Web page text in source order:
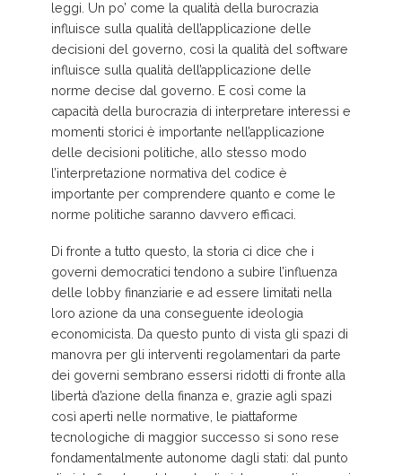
leggi. Un po’ come la qualità della burocrazia
influisce sulla qualità dell’applicazione delle
decisioni del governo, così la qualità del software
influisce sulla qualità dell’applicazione delle
norme decise dal governo. E così come la
capacità della burocrazia di interpretare interessi e
momenti storici è importante nell’applicazione
delle decisioni politiche, allo stesso modo
l’interpretazione normativa del codice è
importante per comprendere quanto e come le
norme politiche saranno davvero efficaci.
Di fronte a tutto questo, la storia ci dice che i
governi democratici tendono a subire l’influenza
delle lobby finanziarie e ad essere limitati nella
loro azione da una conseguente ideologia
economicista. Da questo punto di vista gli spazi di
manovra per gli interventi regolamentari da parte
dei governi sembrano essersi ridotti di fronte alla
libertà d’azione della finanza e, grazie agli spazi
così aperti nelle normative, le piattaforme
tecnologiche di maggior successo si sono rese
fondamentalmente autonome dagli stati: dal punto